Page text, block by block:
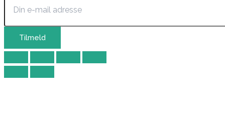
Tilmeld